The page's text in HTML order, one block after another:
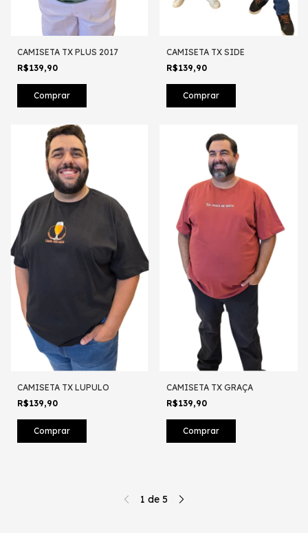
CAMISETA TX PLUS 2017
R$139,90
Comprar
CAMISETA TX SIDE
R$139,90
Comprar
CAMISETA TX LUPULO
R$139,90
Comprar
CAMISETA TX GRAÇA
R$139,90
Comprar
1 de 5